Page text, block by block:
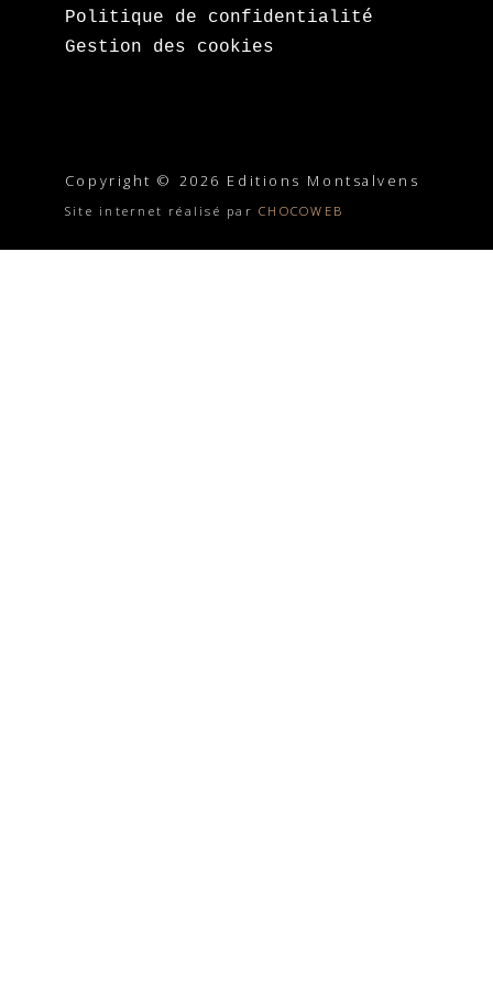
Politique de confidentialité
Gestion des cookies
Copyright © 2026 Editions Montsalvens
Site internet réalisé parCHOCOWEB